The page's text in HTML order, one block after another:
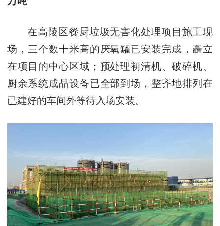
在高陵区餐厨垃圾无害化处理项目施工现
场，三个数十米高的厌氧罐已安装完成，矗立
在项目的中心区域；预处理初清机、破碎机、
厨余系统成品设备已全部到场，整齐地排列在
已建好的车间外等待入场安装。